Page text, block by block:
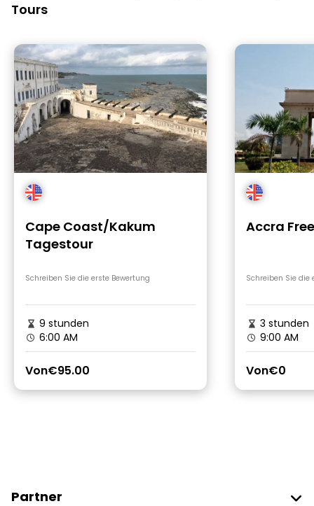
Tours
Cape Coast/Kakum
Tagestour
Schreiben Sie die erste Bewertung
9 stunden
6:00 AM
Von€95.00
Accra
Schreiben Sie die
3 stunden
9:00 AM
Von€0
Partner